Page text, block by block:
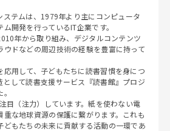
ステムは、1979年より主にコンピュータ
開発を行っているIT企業です。
年から取り組み、デジタルコンテンツ
ウドなどの周辺技術の経験を豊富に持って
応用して、子どもたちに読書習慣を身につ
として読書支援サービス『読書館』プロジ
目（注力）しています。紙を使わない電
重な地球資源の保護に繋がります。これも
どもたちの未来に貢献する活動の一環であ